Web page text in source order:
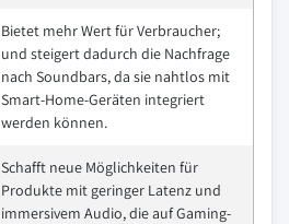
Bietet mehr Wert für Verbraucher;
und steigert dadurch die Nachfrage
nach Soundbars, da sie nahtlos mit
Smart-Home-Geräten integriert
werden können.
Schafft neue Möglichkeiten für
Produkte mit geringer Latenz und
immersivem Audio, die auf Gaming-